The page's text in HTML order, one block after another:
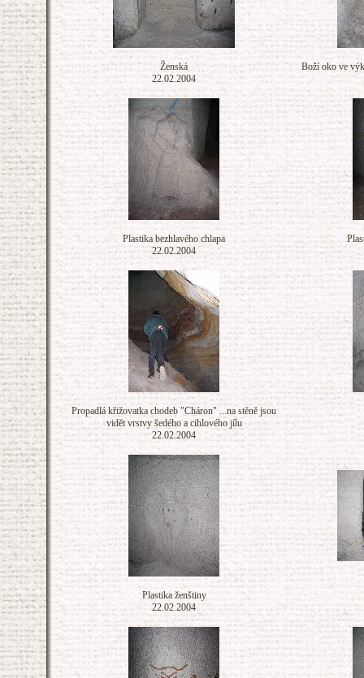
Ženská
22.02.2004
Boží oko ve
Plastika bezhlavého chlapa
22.02.2004
Propadlá křižovatka chodeb "Cháron" ...na stěně jsou
vidět vrstvy šedého a cihlového jílu
22.02.2004
Plastika ženštiny
22.02.2004